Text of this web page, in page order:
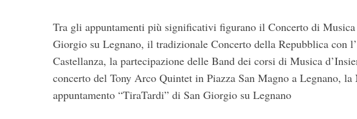
Tra gli appuntamenti più significativi figurano il Concerto di
Giorgio su Legnano, il tradizionale Concerto della Repubblica con
Castellanza, la partecipazione delle Band dei corsi di Musica
concerto del Tony Arco Quintet in Piazza San Magno a Legnano,
appuntamento “TiraTardi” di San Giorgio su Legnano